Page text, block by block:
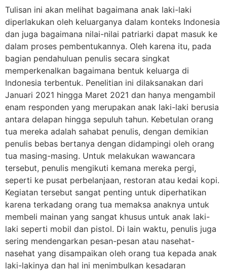
Tulisan ini akan melihat bagaimana anak laki-laki
diperlakukan oleh keluarganya dalam konteks Indonesia
dan juga bagaimana nilai-nilai patriarki dapat masuk ke
dalam proses pembentukannya. Oleh karena itu, pada
bagian pendahuluan penulis secara singkat
memperkenalkan bagaimana bentuk keluarga di
Indonesia terbentuk. Penelitian ini dilaksanakan dari
Januari 2021 hingga Maret 2021 dan hanya mengambil
enam responden yang merupakan anak laki-laki berusia
antara delapan hingga sepuluh tahun. Kebetulan orang
tua mereka adalah sahabat penulis, dengan demikian
penulis bebas bertanya dengan didampingi oleh orang
tua masing-masing. Untuk melakukan wawancara
tersebut, penulis mengikuti kemana mereka pergi,
seperti ke pusat perbelanjaan, restoran atau kedai kopi.
Kegiatan tersebut sangat penting untuk diperhatikan
karena terkadang orang tua memaksa anaknya untuk
membeli mainan yang sangat khusus untuk anak laki-
laki seperti mobil dan pistol. Di lain waktu, penulis juga
sering mendengarkan pesan-pesan atau nasehat-
nasehat yang disampaikan oleh orang tua kepada anak
laki-lakinya dan hal ini menimbulkan kesadaran